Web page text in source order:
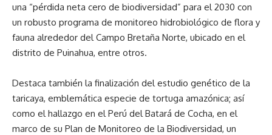
una “pérdida neta cero de biodiversidad” para el 2030 con
un robusto programa de monitoreo hidrobiológico de flora y
fauna alrededor del Campo Bretaña Norte, ubicado en el
distrito de Puinahua, entre otros.
Destaca también la finalización del estudio genético de la
taricaya, emblemática especie de tortuga amazónica; así
como el hallazgo en el Perú del Batará de Cocha, en el
marco de su Plan de Monitoreo de la Biodiversidad, un